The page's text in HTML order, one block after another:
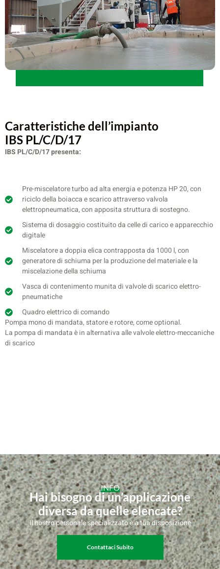
Caratteristiche dell’impianto
IBS PL/C/D/17
IBS PL/C/D/17 presenta:
Pre-miscelatore turbo ad alta energia e potenza HP 20, con
riciclo della boiacca e scarico attraverso valvola
elettropneumatica, con apposita struttura di sostegno.
Sistema di dosaggio costituito da celle di carico e apparecchio
digitale
Miscelatore a doppia elica contrapposta da 1000 l, con
generatore di schiuma per la produzione del materiale e la
miscelazione della schiuma
Vasca di contenimento munita di valvole di scarico elettro-
pneumatiche
Quadro elettrico di comando
Pompa mono di mandata, statore e rotore, come optional.
La pompa di mandata è in alternativa alle valvole elettro-meccaniche
di scarico
INFO
Hai bisogno di un’applicazione
diversa da quelle elencate?
Il nostro personale specializzato è a tua disposizione
Contattaci Subito